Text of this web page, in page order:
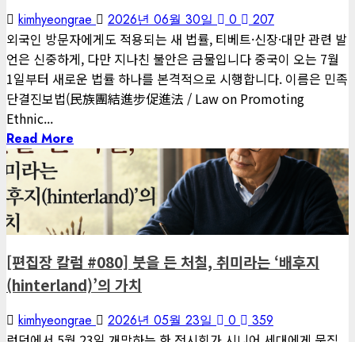
kimhyeongrae 2026년 06월 30일 0 207
외국인 방문자에게도 적용되는 새 법률, 티베트·신장·대만 관련 발
언은 신중하게, 다만 지나친 불안은 금물입니다 중국이 오는 7월
1일부터 새로운 법률 하나를 본격적으로 시행합니다. 이름은 민족
단결진보법(民族團結進步促進法 / Law on Promoting
Ethnic...
Read More
1 minute read
게재된 글
편집장 칼럼
[편집장 칼럼 #080] 붓을 든 처칠, 취미라는 ‘배후지
(hinterland)’의 가치
kimhyeongrae 2026년 05월 23일 0 359